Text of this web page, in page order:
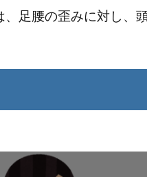
足腰の歪みに対し、